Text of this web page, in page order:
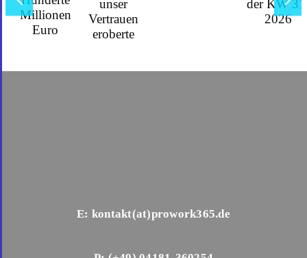
E: kontakt(at)prowork365.de